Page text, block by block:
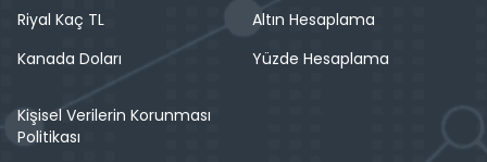
Riyal Kaç TL
Kanada Doları
Altın Hesaplama
Yüzde Hesaplama
Kişisel Verilerin Korunması
Politikası